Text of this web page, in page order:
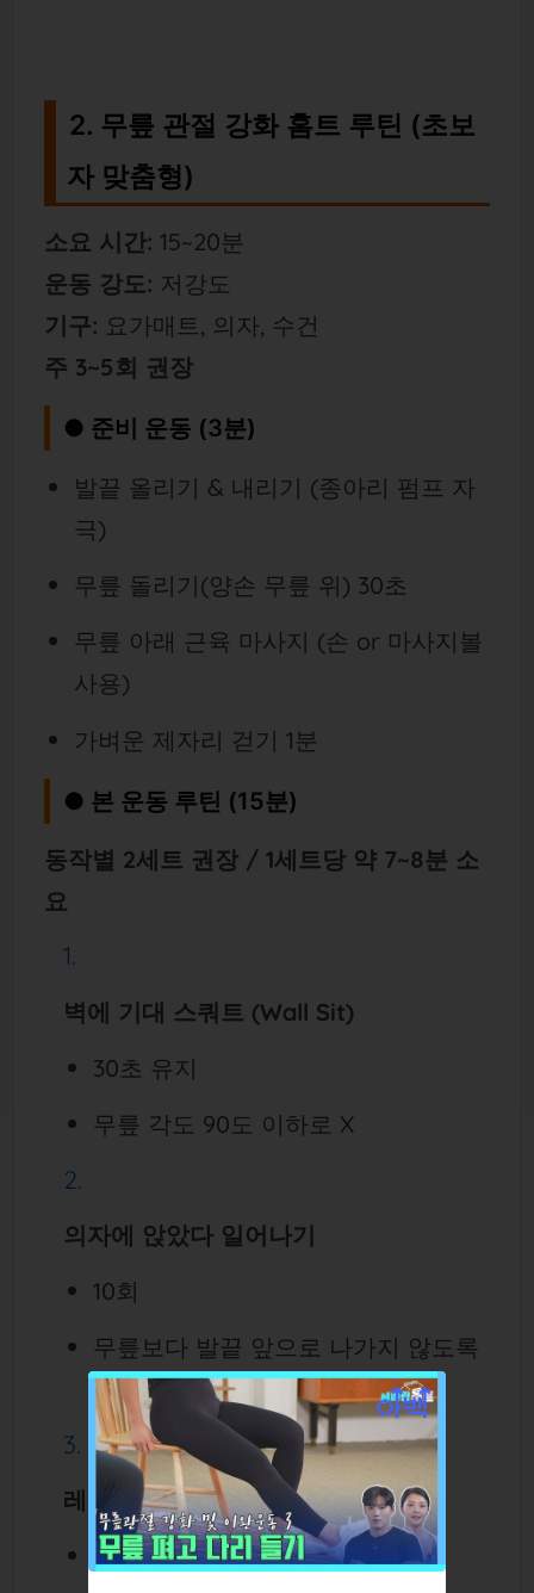
2. 무릎 관절 강화 홈트 루틴 (초보
자 맞춤형)
소요 시간: 15~20분
운동 강도: 저강도
기구: 요가매트, 의자, 수건
주 3~5회 권장
● 준비 운동 (3분)
발끝 올리기 & 내리기 (종아리 펌프 자
극)
무릎 돌리기(양손 무릎 위) 30초
무릎 아래 근육 마사지 (손 or 마사지볼
사용)
가벼운 제자리 걷기 1분
● 본 운동 루틴 (15분)
동작별 2세트 권장 / 1세트당 약 7~8분 소
요
벽에 기대 스쿼트 (Wall Sit)
30초 유지
무릎 각도 90도 이하로 X
의자에 앉았다 일어나기
10회
무릎보다 발끝 앞으로 나가지 않도록
주의
레그 익스텐션 (앉아서 다리 뻗기)
좌우 각 10회